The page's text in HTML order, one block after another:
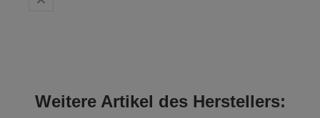
Weitere Artikel des Herstellers: